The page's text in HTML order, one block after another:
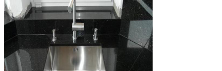
Đá Nội Thất
Chậu Lavabo Đá
Mặt Bàn Lavabo Đá
Đá Bàn Bếp Cao Cấp